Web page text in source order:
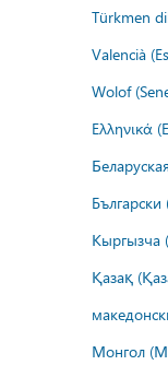
Türkmen
Valencià
Wolof
Ελληνικά
Български
Кыргызча
Қазақ
Монгол